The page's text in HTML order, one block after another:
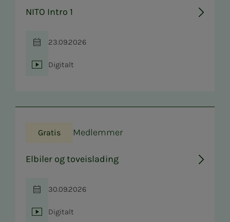
NITO Intro 1
Tid
23.09.2026
Sted
Digitalt
Gratis Medlemmer
Elbiler og toveislading
Tid
30.09.2026
Sted
Digitalt